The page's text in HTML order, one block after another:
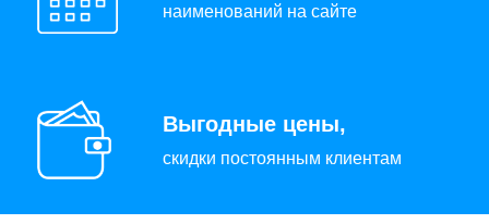
наименований на сайте
Выгодные цены,
скидки постоянным клиентам